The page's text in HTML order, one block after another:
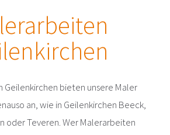
Geilenkirchen bieten unsere Maler
an, wie in Geilenkirchen Beeck,
oder Teveren. Wer Malerarbeiten